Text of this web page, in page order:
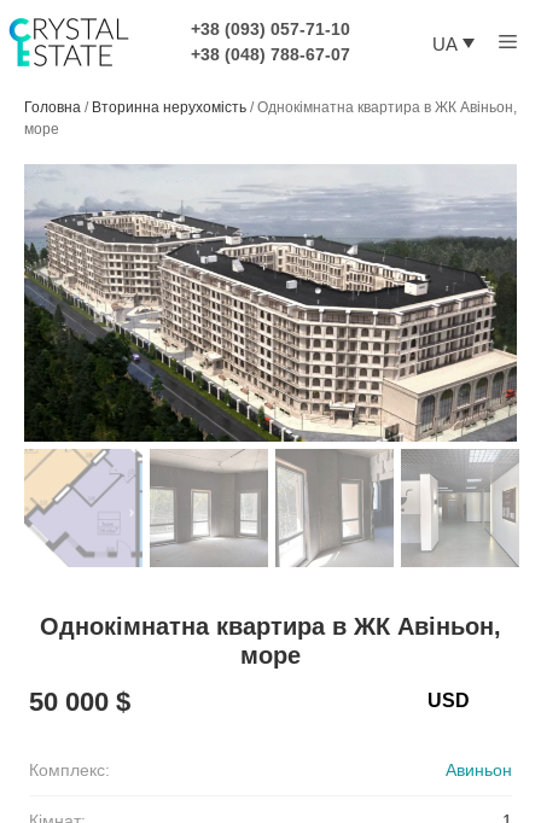
до
контенту
+38 (093) 057-71-10
+38 (048) 788-67-07
UA
Головна / Вторинна нерухомість /Однокімнатна квартира в ЖК Авіньон,
море
Однокімнатна квартира в ЖК Авіньон,
море
50 000 $
Комплекс: Авиньон